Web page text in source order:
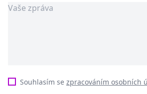
Souhlasím se zpracováním osobních